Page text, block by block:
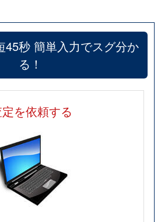
45秒 簡単入力でスグ分か
る！
を依頼する